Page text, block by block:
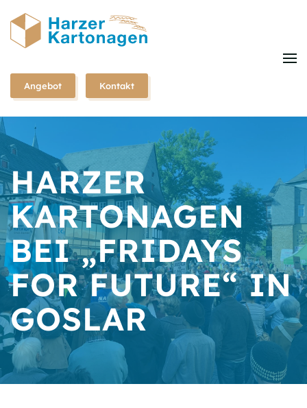
Zum
springen
Angebot Kontakt
HARZER
KARTONAGEN
BEI „FRIDAYS
FOR FUTURE“ IN
GOSLAR